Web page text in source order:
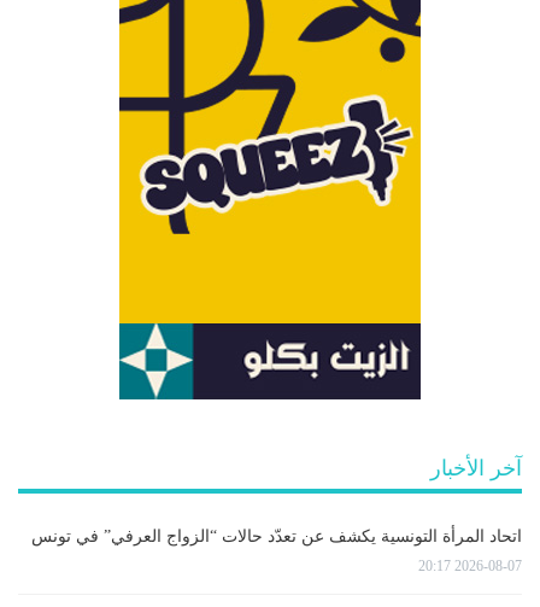
آخر الأخبار
اتحاد المرأة التونسية يكشف عن تعدّد حالات “الزواج العرفي” في تونس
2026-08-07 20:17